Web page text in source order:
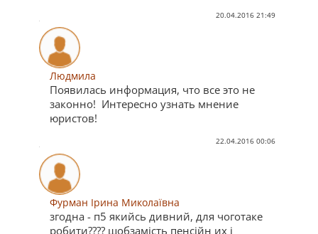
20.04.2016 21:49
Людмила
Появилась информация, что все это не
законно! Интересно узнать мнение
юристов!
22.04.2016 00:06
Фурман Ірина Миколаївна
згодна - п5 якийсь дивний, для чоготаке
робити???? щобзамість пенсійн их і